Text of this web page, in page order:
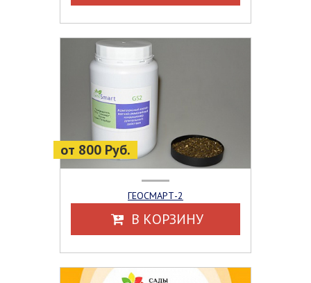
от 800 Руб.
ГЕОСМАРТ-2
В КОРЗИНУ